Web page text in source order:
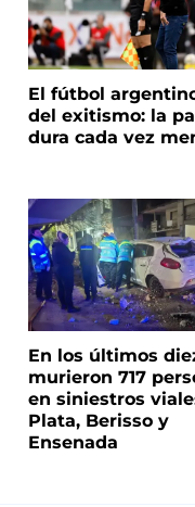
El fútbol
del exitismo: la
dura cada vez
En los últimos
murieron 717
en siniestros
Plata, Berisso y
Ensenada